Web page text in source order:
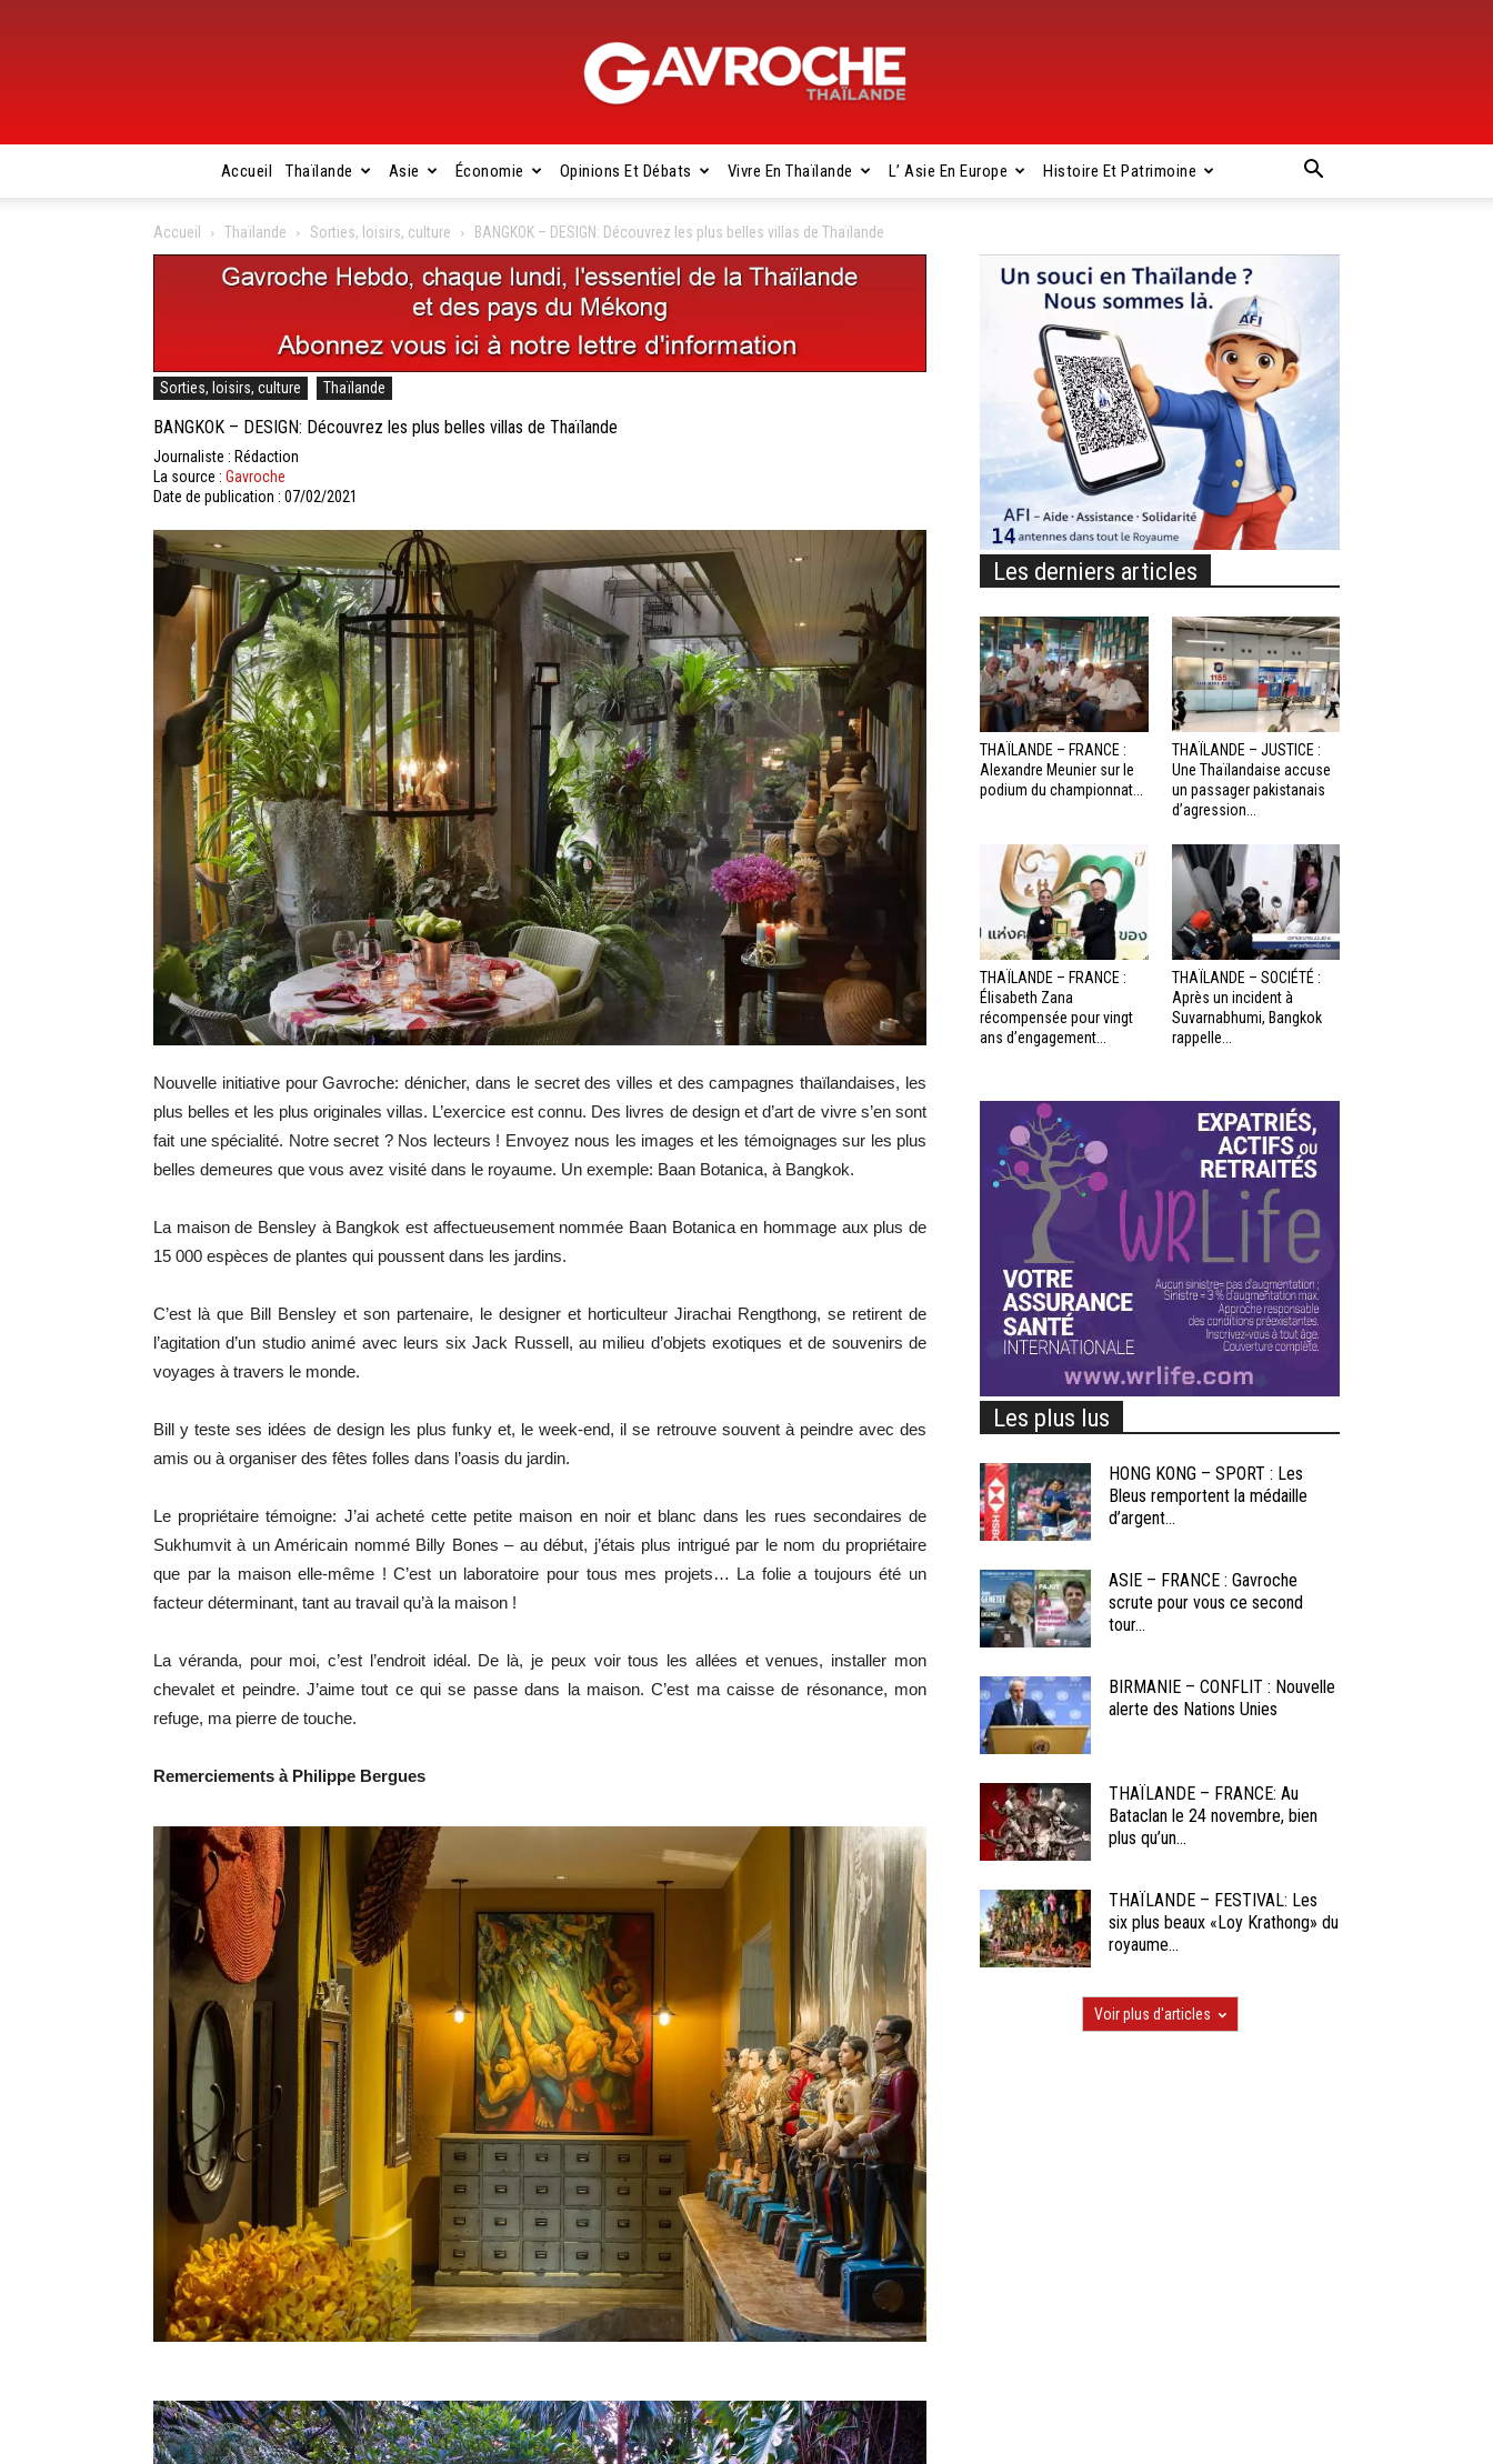
Gavroche
Accueil Thaïlande Asie Économie Opinions Et Débats Vivre En Thaïlande L’ Asie En Europe Histoire Et Patrimoine
Accueil Thaïlande Sorties, loisirs, culture BANGKOK – DESIGN: Découvrez les plus belles villas de Thaïlande
Sorties, loisirs, culture Thaïlande
BANGKOK – DESIGN: Découvrez les plus belles villas de Thaïlande
Journaliste : Rédaction
La source : Gavroche
Date de publication : 07/02/2021
Nouvelle initiative pour Gavroche: dénicher, dans le secret des villes et des campagnes thaïlandaises, les
plus belles et les plus originales villas. L’exercice est connu. Des livres de design et d’art de vivre s’en sont
fait une spécialité. Notre secret ? Nos lecteurs ! Envoyez nous les images et les témoignages sur les plus
belles demeures que vous avez visité dans le royaume. Un exemple: Baan Botanica, à Bangkok.
La maison de Bensley à Bangkok est affectueusement nommée Baan Botanica en hommage aux plus de
15 000 espèces de plantes qui poussent dans les jardins.
C’est là que Bill Bensley et son partenaire, le designer et horticulteur Jirachai Rengthong, se retirent de
l’agitation d’un studio animé avec leurs six Jack Russell, au milieu d’objets exotiques et de souvenirs de
voyages à travers le monde.
Bill y teste ses idées de design les plus funky et, le week-end, il se retrouve souvent à peindre avec des
amis ou à organiser des fêtes folles dans l’oasis du jardin.
Le propriétaire témoigne: J’ai acheté cette petite maison en noir et blanc dans les rues secondaires de
Sukhumvit à un Américain nommé Billy Bones – au début, j’étais plus intrigué par le nom du propriétaire
que par la maison elle-même ! C’est un laboratoire pour tous mes projets… La folie a toujours été un
facteur déterminant, tant au travail qu’à la maison !
La véranda, pour moi, c’est l’endroit idéal. De là, je peux voir tous les allées et venues, installer mon
chevalet et peindre. J’aime tout ce qui se passe dans la maison. C’est ma caisse de résonance, mon
refuge, ma pierre de touche.
Remerciements à Philippe Bergues
Les derniers articles
THAÏLANDE – FRANCE :
Alexandre Meunier sur le
podium du championnat...
THAÏLANDE – JUSTICE :
Une Thaïlandaise accuse
un passager pakistanais
d’agression...
THAÏLANDE – FRANCE :
Élisabeth Zana
récompensée pour vingt
ans d’engagement...
THAÏLANDE – SOCIÉTÉ :
Après un incident à
Suvarnabhumi, Bangkok
rappelle...
Les plus lus
HONG KONG – SPORT : Les
Bleus remportent la médaille
d’argent...
ASIE – FRANCE : Gavroche
scrute pour vous ce second
tour...
BIRMANIE – CONFLIT : Nouvelle
alerte des Nations Unies
THAÏLANDE – FRANCE: Au
Bataclan le 24 novembre, bien
plus qu’un...
THAÏLANDE – FESTIVAL: Les
six plus beaux «Loy Krathong» du
royaume...
Voir plus d'articles